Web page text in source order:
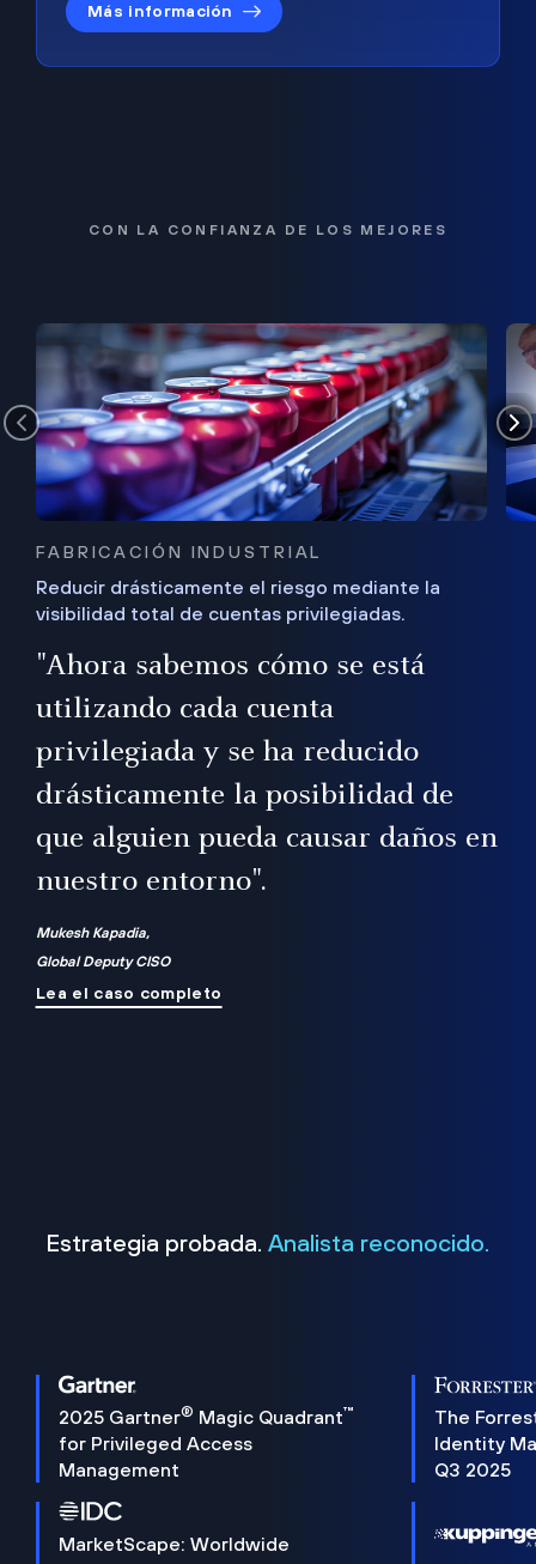
Más información
CON LA CONFIANZA DE LOS MEJORES
FABRICACIÓN INDUSTRIAL
Reducir drásticamente el riesgo mediante la
visibilidad total de cuentas privilegiadas.
"Ahora sabemos cómo se está
utilizando cada cuenta
privilegiada y se ha reducido
drásticamente la posibilidad de
que alguien pueda causar daños en
nuestro entorno".
Mukesh Kapadia,
Global Deputy CISO
Lea el caso completo
Estrategia probada. Analista reconocido.
2025 Gartner® Magic Quadrant™
for Privileged Access
Management
The
Identity
Q3 2025
MarketScape: Worldwide